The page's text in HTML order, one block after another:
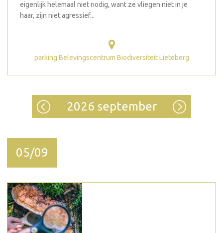
eigenlijk helemaal niet nodig, want ze vliegen niet in je
haar, zijn niet agressief...
parking Belevingscentrum Biodiversiteit Lieteberg
2026 september
05/09